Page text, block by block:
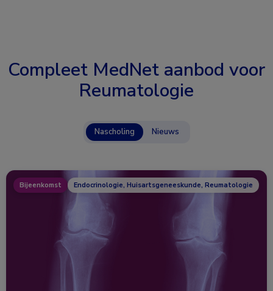
Compleet MedNet aanbod voor
Reumatologie
Nascholing Nieuws
Bijeenkomst Endocrinologie, Huisartsgeneeskunde, Reumatologie